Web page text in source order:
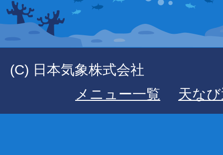
(C) 日本気象株式会社
メニュー一覧
天な